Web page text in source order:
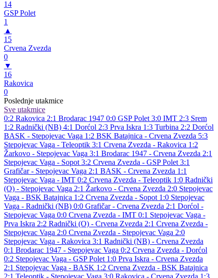
14
GSP Polet
1
▲
15
Crvena Zvezda
0
▼
16
Rakovica
0
Poslednje utakmice
Sve utakmice
0:2 Rakovica 2:1 Brodarac 1947 0:0 GSP Polet 3:0 IMT 2:3 Srem
1:2 Radnički (NB) 4:1 Dorćol 2:3 Prva Iskra 1:3 Turbina 2:2 Dorćol
BASK - Stepojevac Vaga 1:2 BSK Batajnica - Crvena Zvezda 5:3
Stepojevac Vaga - Teleoptik 3:1 Crvena Zvezda - Rakovica 1:2
Žarkovo - Stepojevac Vaga 3:1 Brodarac 1947 - Crvena Zvezda 2:1
Stepojevac Vaga - Sopot 3:2 Crvena Zvezda - GSP Polet 3:1
Grafičar - Stepojevac Vaga 2:1 BASK - Crvena Zvezda 1:1
Stepojevac Vaga - IMT 0:2 Crvena Zvezda - Teleoptik 1:0 Radnički
(O) - Stepojevac Vaga 2:1 Žarkovo - Crvena Zvezda 2:0 Stepojevac
Vaga - BSK Batajnica 1:2 Crvena Zvezda - Sopot 1:0 Stepojevac
Vaga - Radnički (NB) 0:0 Grafičar - Crvena Zvezda 2:1 Dorćol -
Stepojevac Vaga 0:0 Crvena Zvezda - IMT 0:1 Stepojevac Vaga -
Prva Iskra 2:2 Radnički (O) - Crvena Zvezda 2:1 Crvena Zvezda -
Stepojevac Vaga 2:0 Crvena Zvezda - Stepojevac Vaga 2:0
Stepojevac Vaga - Rakovica 3:1 Radnički (NB) - Crvena Zvezda
0:1 Brodarac 1947 - Stepojevac Vaga 0:2 Crvena Zvezda - Dorćol
0:2 Stepojevac Vaga - GSP Polet 1:0 Prva Iskra - Crvena Zvezda
2:1 Stepojevac Vaga - BASK 1:2 Crvena Zvezda - BSK Batajnica
2:1 Teleoptik - Stepojevac Vaga 3:0 Rakovica - Crvena Zvezda 1:3